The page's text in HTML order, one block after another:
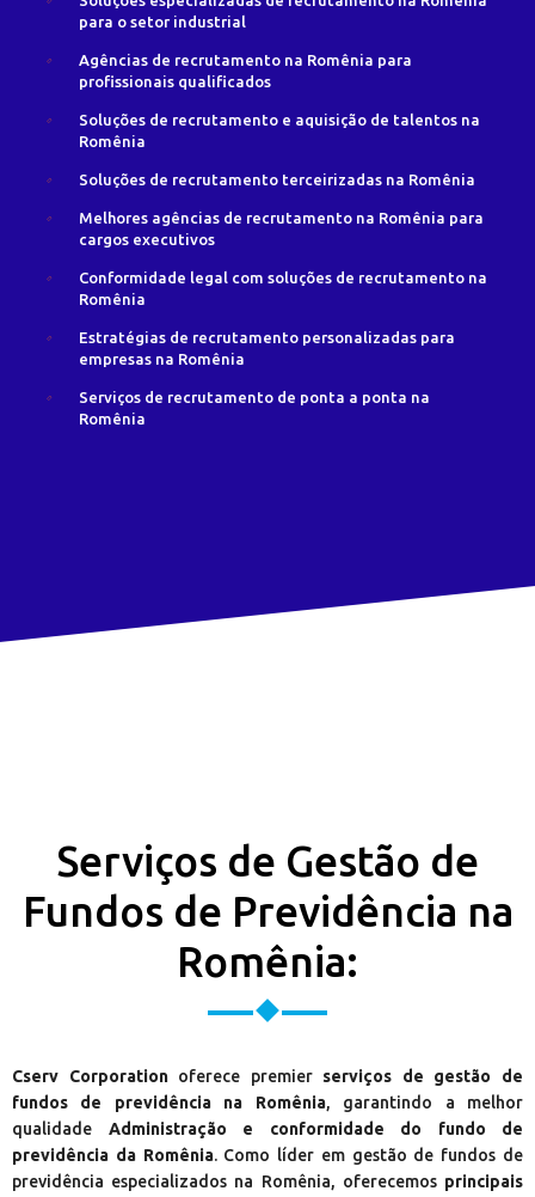
para o setor industrial
Agências de recrutamento na Romênia para
profissionais qualificados
Soluções de recrutamento e aquisição de talentos na
Romênia
Soluções de recrutamento terceirizadas na Romênia
Melhores agências de recrutamento na Romênia para
cargos executivos
Conformidade legal com soluções de recrutamento na
Romênia
Estratégias de recrutamento personalizadas para
empresas na Romênia
Serviços de recrutamento de ponta a ponta na
Romênia
Serviços de Gestão de
Fundos de Previdência na
Romênia:
Cserv Corporationoferece premier serviços de gestão de
fundos de previdência na Romênia, garantindo a melhor
qualidade Administração e conformidade do fundo de
previdência da Romênia. Como líder em gestão de fundos de
previdência especializados na Romênia, oferecemos principais